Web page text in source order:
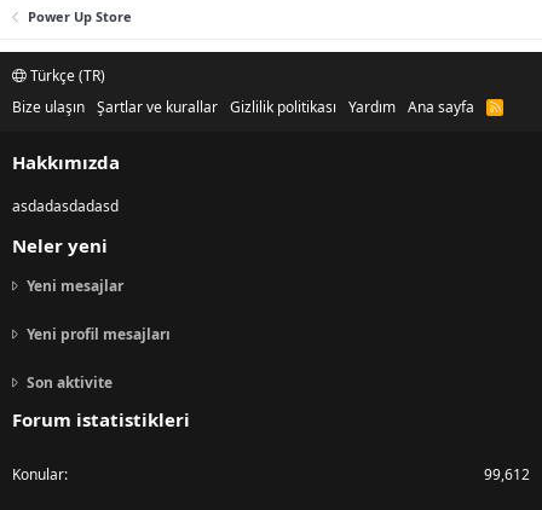
Power Up Store
Türkçe (TR)
Bize ulaşın Şartlar ve kurallar Gizlilik politikası Yardım Ana sayfa
R
Hakkımızda
asdadasdadasd
Neler yeni
Yeni mesajlar
Yeni profil mesajları
Son aktivite
Forum istatistikleri
Konular 99,612